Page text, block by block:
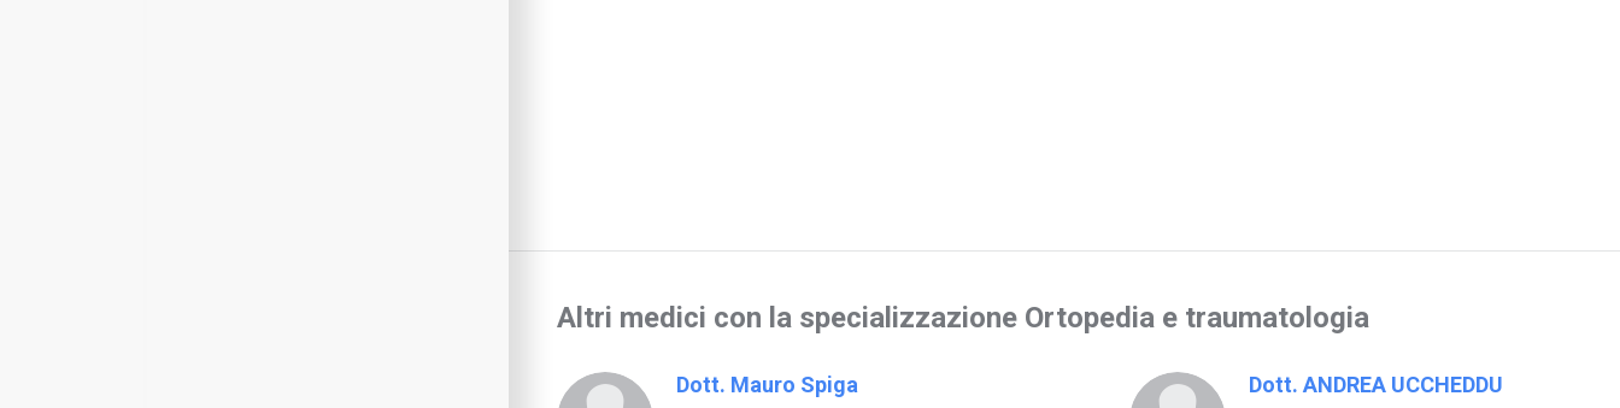
Altri medici con la specializzazione Ortopedia e traumatologia
Dott. Mauro Spiga Dott. ANDREA UCCHEDDU